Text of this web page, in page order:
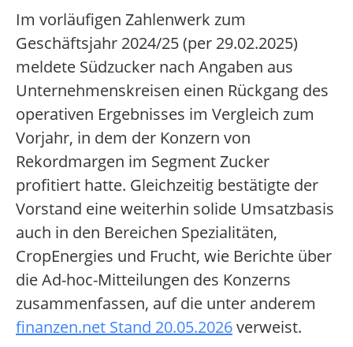
Im vorläufigen Zahlenwerk zum
Geschäftsjahr 2024/25 (per 29.02.2025)
meldete Südzucker nach Angaben aus
Unternehmenskreisen einen Rückgang des
operativen Ergebnisses im Vergleich zum
Vorjahr, in dem der Konzern von
Rekordmargen im Segment Zucker
profitiert hatte. Gleichzeitig bestätigte der
Vorstand eine weiterhin solide Umsatzbasis
auch in den Bereichen Spezialitäten,
CropEnergies und Frucht, wie Berichte über
die Ad-hoc-Mitteilungen des Konzerns
zusammenfassen, auf die unter anderem
finanzen.net Stand 20.05.2026verweist.